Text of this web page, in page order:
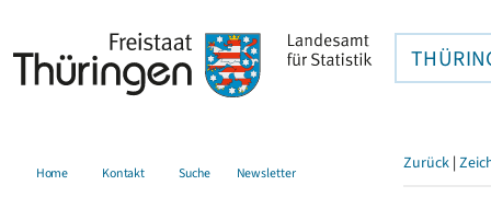
Home Kontakt Suche Newsletter Zurück |